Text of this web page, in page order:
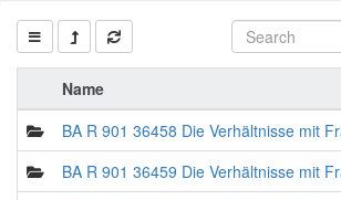
Name
BA R 901 36458 Die Verhältnisse mit
BA R 901 36459 Die Verhältnisse mit